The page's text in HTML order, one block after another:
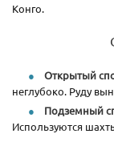
Конго.
Открытый
неглубоко. Руду
Подземный
Используются